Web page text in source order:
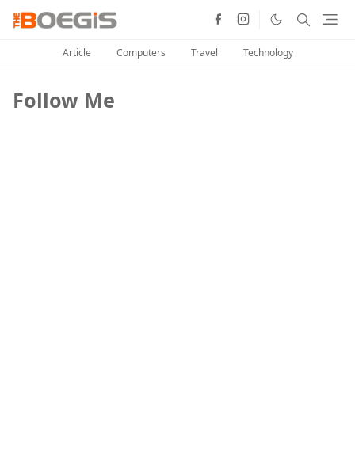
Article Computers Travel Technology
Follow Me